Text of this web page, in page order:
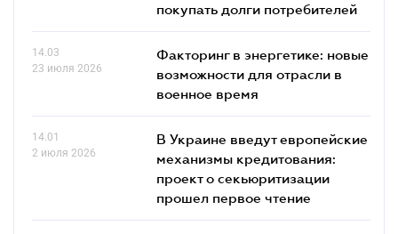
покупать долги потребителей
14.03
23 июля 2026
Факторинг в энергетике: новые
возможности для отрасли в
военное время
14.01
2 июля 2026
В Украине введут европейские
механизмы кредитования:
проект о секьюритизации
прошел первое чтение